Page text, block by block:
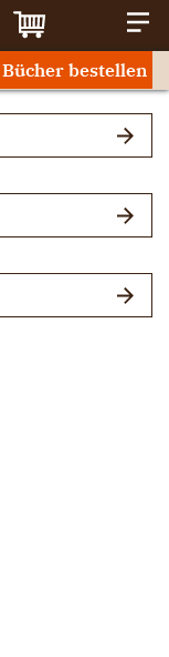
Bücher bestellen